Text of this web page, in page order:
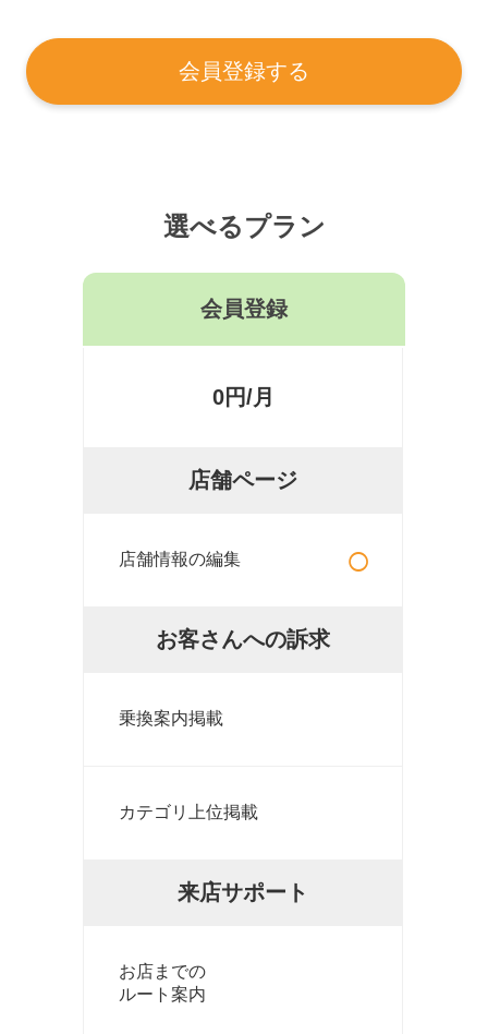
会員登録する
選べるプラン
会員登録
0円/月
店舗ページ
店舗情報の編集 ○
お客さんへの訴求
乗換案内掲載
カテゴリ上位掲載
来店サポート
お店までの
ルート案内